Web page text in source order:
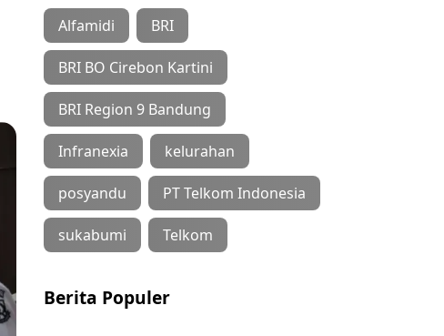
Alfamidi BRI
BRI BO Cirebon Kartini
BRI Region 9 Bandung
Infranexia kelurahan
posyandu PT Telkom Indonesia
sukabumi Telkom
Berita Populer